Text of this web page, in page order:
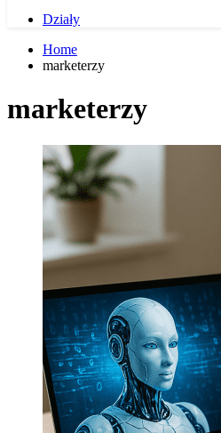
Działy
Home
marketerzy
marketerzy